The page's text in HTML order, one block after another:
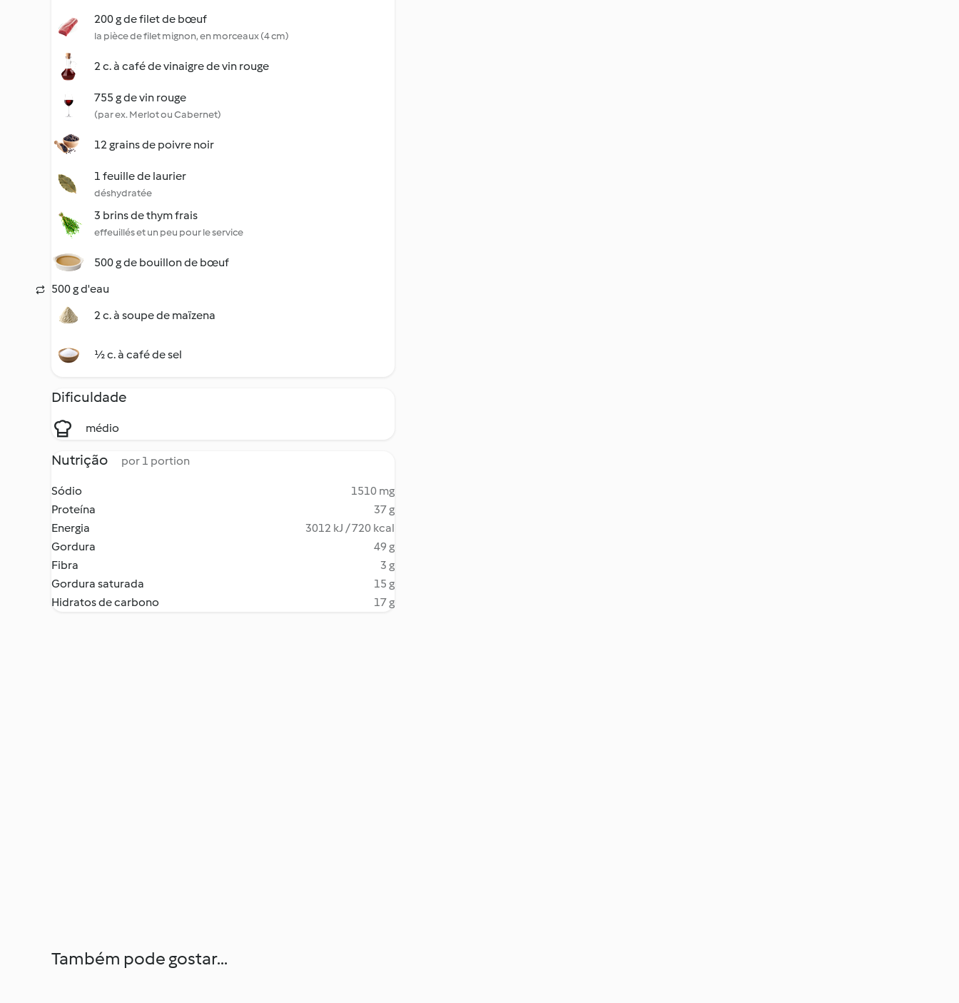
200 g de filet de bœuf
la pièce de filet mignon, en morceaux (4 cm)
2 c. à café de vinaigre de vin rouge
755 g de vin rouge
(par ex. Merlot ou Cabernet)
12 grains de poivre noir
1 feuille de laurier
déshydratée
3 brins de thym frais
effeuillés et un peu pour le service
500 g de bouillon de bœuf
500 g d'eau
2 c. à soupe de maïzena
½ c. à café de sel
Dificuldade
médio
Nutrição por 1 portion
Sódio
1510 mg
Proteína
37 g
Energia
3012 kJ / 720 kcal
Gordura
49 g
Fibra
3 g
Gordura saturada
15 g
Hidratos de carbono
17 g
Também pode gostar...